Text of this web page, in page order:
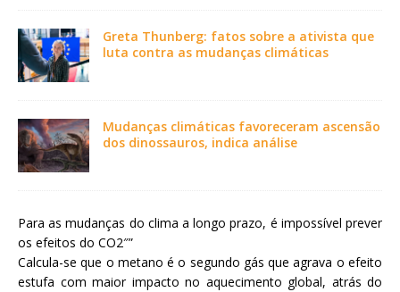
Greta Thunberg: fatos sobre a ativista que
luta contra as mudanças climáticas
Mudanças climáticas favoreceram ascensão
dos dinossauros, indica análise
Para as mudanças do clima a longo prazo, é impossível prever
os efeitos do CO2″”
Calcula-se que o metano é o segundo gás que agrava o efeito
estufa com maior impacto no aquecimento global, atrás do